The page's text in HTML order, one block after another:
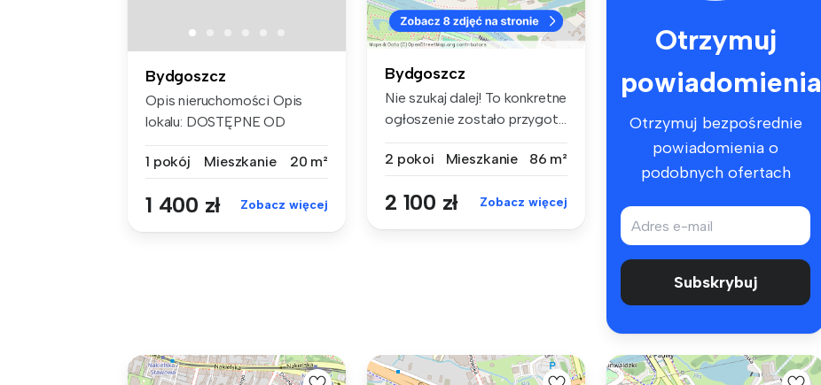
Bydgoszcz
Opis nieruchomości Opis
lokalu: DOSTĘPNE OD
1 pokój
Mieszkanie 20 m²
1 400 zł Zobacz więcej
Bydgoszcz
Nie szukaj dalej! To konkretne
ogłoszenie zostało przygot...
2 pokoi Mieszkanie 86 m²
2 100 zł Zobacz więcej
Otrzymuj
powiadomienia
Otrzymuj bezpośrednie
powiadomienia o
podobnych ofertach
Subskrybuj